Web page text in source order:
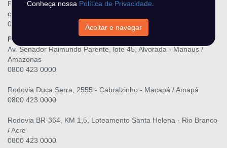
Rua Três Maria, 139, Raiar do Sol - Boa Vista / Roraima
contato@wrleiloes.com.br
0800 423 0000
Filiais
Av. Senador Raimundo Parente, lote 45, Alvorada - Manaus /
Amazonas
0800 423 0000
Rodovia Duca Serra, 2555 - Cabralzinho - Macapá / Amapá
0800 423 0000
Rodovia BR-364, KM 1,5, Loteamento Santa Helena - Rio Branco
/ Acre
0800 423 0000
Conheça nossa Política de Privacidade.
Aceitar e navegar